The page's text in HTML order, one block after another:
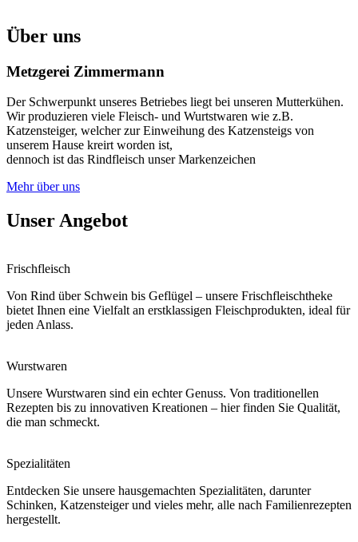
Über uns
Metzgerei Zimmermann
Der Schwerpunkt unseres Betriebes liegt bei unseren Mutterkühen.
Wir produzieren viele Fleisch- und Wurtstwaren wie z.B.
Katzensteiger, welcher zur Einweihung des Katzensteigs von
unserem Hause kreirt worden ist,
dennoch ist das Rindfleisch unser Markenzeichen
Mehr über uns
Unser Angebot
Frischfleisch
Von Rind über Schwein bis Geflügel – unsere Frischfleischtheke
bietet Ihnen eine Vielfalt an erstklassigen Fleischprodukten, ideal für
jeden Anlass.
Wurstwaren
Unsere Wurstwaren sind ein echter Genuss. Von traditionellen
Rezepten bis zu innovativen Kreationen – hier finden Sie Qualität,
die man schmeckt.
Spezialitäten
Entdecken Sie unsere hausgemachten Spezialitäten, darunter
Schinken, Katzensteiger und vieles mehr, alle nach Familienrezepten
hergestellt.